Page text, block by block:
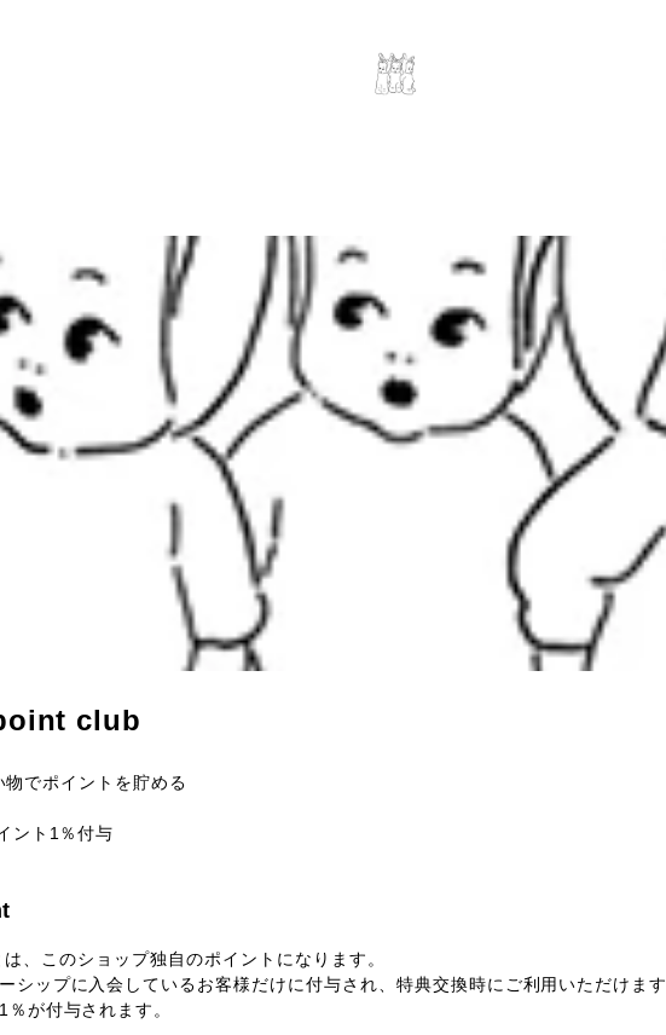
club
でポイントを貯める
ント1％付与
、このショップ独自のポイントになります。
シップに入会しているお客様だけに付与され、特典交換時にご利用いただけま
が付与されます。